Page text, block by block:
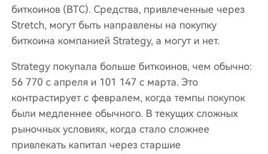
биткоинов (BTC). Средства, привлеченные через
Stretch, могут быть направлены на покупку
биткоина компанией Strategy, а могут и нет.
Strategy покупала больше биткоинов, чем обычно:
56 770 с апреля и 101 147 с марта. Это
контрастирует с февралем, когда темпы покупок
были медленнее обычного. В текущих сложных
рыночных условиях, когда стало сложнее
привлекать капитал через старшие